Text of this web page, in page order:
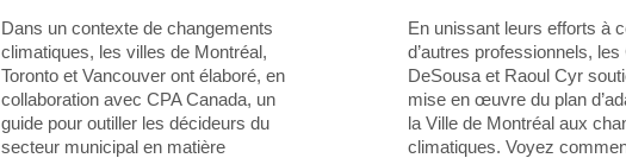
Dans un contexte de changements
climatiques, les villes de Montréal,
Toronto et Vancouver ont élaboré, en
collaboration avec CPA Canada, un
guide pour outiller les décideurs du
secteur municipal en matière
En unissant leurs efforts à
d’autres professionnels, les
DeSousa et Raoul Cyr
mise en œuvre du plan
la Ville de Montréal aux
climatiques. Voyez